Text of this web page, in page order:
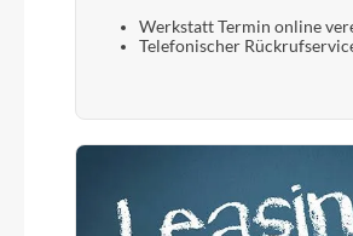
Werkstatt Termin online
Telefonischer